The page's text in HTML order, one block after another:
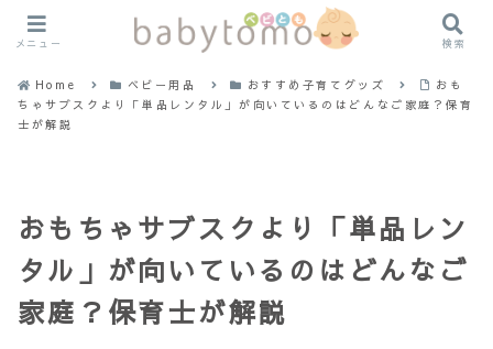
Home ベビー用品 おすすめ子育てグッズ
おも
ちゃサブスクより「単品レンタル」が向いているのはどんなご家庭？保育
士が解説
おもちゃサブスクより「単品レン
タル」が向いているのはどんなご
家庭？保育士が解説
メニュー 検索